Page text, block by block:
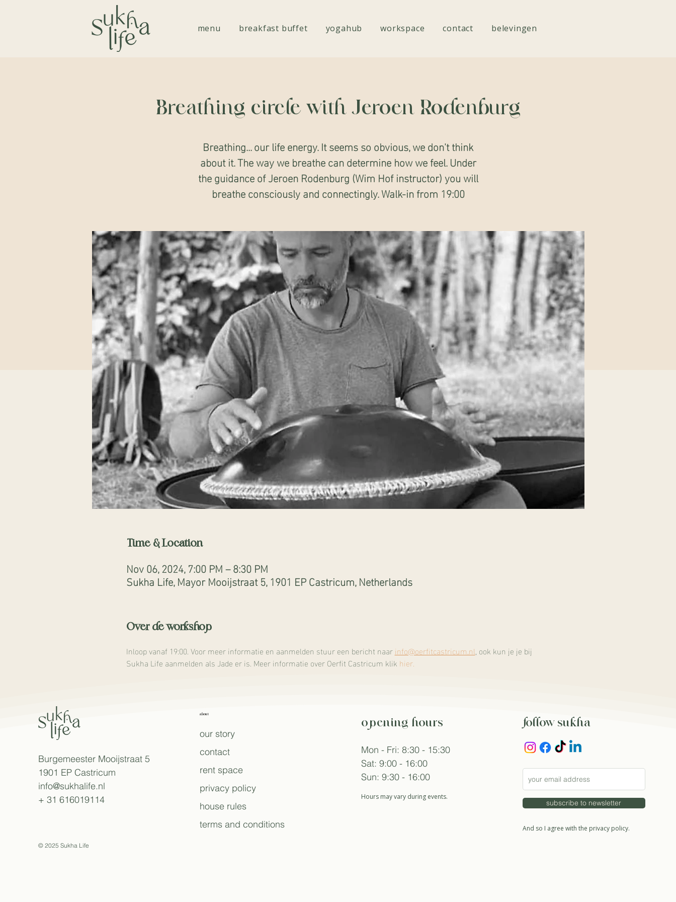
menu breakfast buffet yogahub workspace contact belevingen
Breathing circle with Jeroen Rodenburg
Breathing... our life energy. It seems so obvious, we don't think
about it. The way we breathe can determine how we feel. Under
the guidance of Jeroen Rodenburg (Wim Hof instructor) you will
breathe consciously and connectingly. Walk-in from 19:00
Time & Location
Nov 06, 2024, 7:00 PM – 8:30 PM
Sukha Life, Mayor Mooijstraat 5, 1901 EP Castricum, Netherlands
Over de workshop
Inloop vanaf 19:00. Voor meer informatie en aanmelden stuur een bericht naar info@oerfitcastricum.nl, ook kun je je bij
Sukha Life aanmelden als Jade er is. Meer informatie over Oerfit Castricum klik hier.
Burgemeester Mooijstraat 5
1901 EP Castricum
info@sukhalife.nl
+ 31 616019114
© 2025 Sukha Life
about
our story
contact
rent space
privacy policy
house rules
terms and conditions
opening hours
Mon - Fri: 8:30 - 15:30
Sat: 9:00 - 16:00
Sun: 9:30 - 16:00
Hours may vary during events.
follow sukha
subscribe to newsletter
And so I agree with the privacy policy.